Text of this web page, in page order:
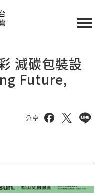
減碳包裝設
Future,
分享 分享到分享到
分享